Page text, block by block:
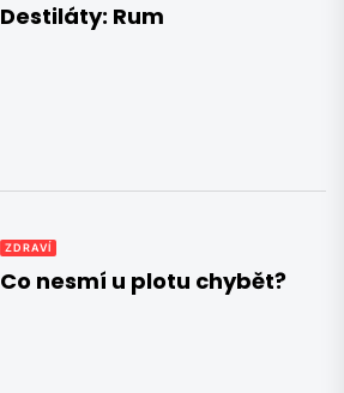
Destiláty: Rum
ZDRAVÍ
Co nesmí u plotu chybět?